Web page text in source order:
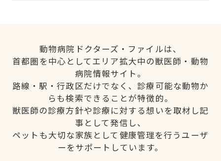
動物病院ドクターズ・ファイルは、
首都圏を中心としてエリア拡大中の獣医師・動物
病院情報サイト。
路線・駅・行政区だけでなく、診療可能な動物か
らも検索できることが特徴的。
獣医師の診療方針や診療に対する想いを取材し記
事として発信し、
ペットも大切な家族として健康管理を行うユーザ
ーをサポートしています。